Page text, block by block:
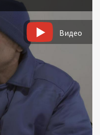
Видео